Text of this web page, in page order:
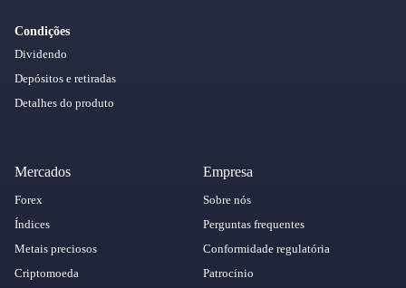
Condições
Dividendo
Depósitos e retiradas
Detalhes do produto
Mercados
Forex
Índices
Metais preciosos
Criptomoeda
Empresa
Sobre nós
Perguntas frequentes
Conformidade regulatória
Patrocínio